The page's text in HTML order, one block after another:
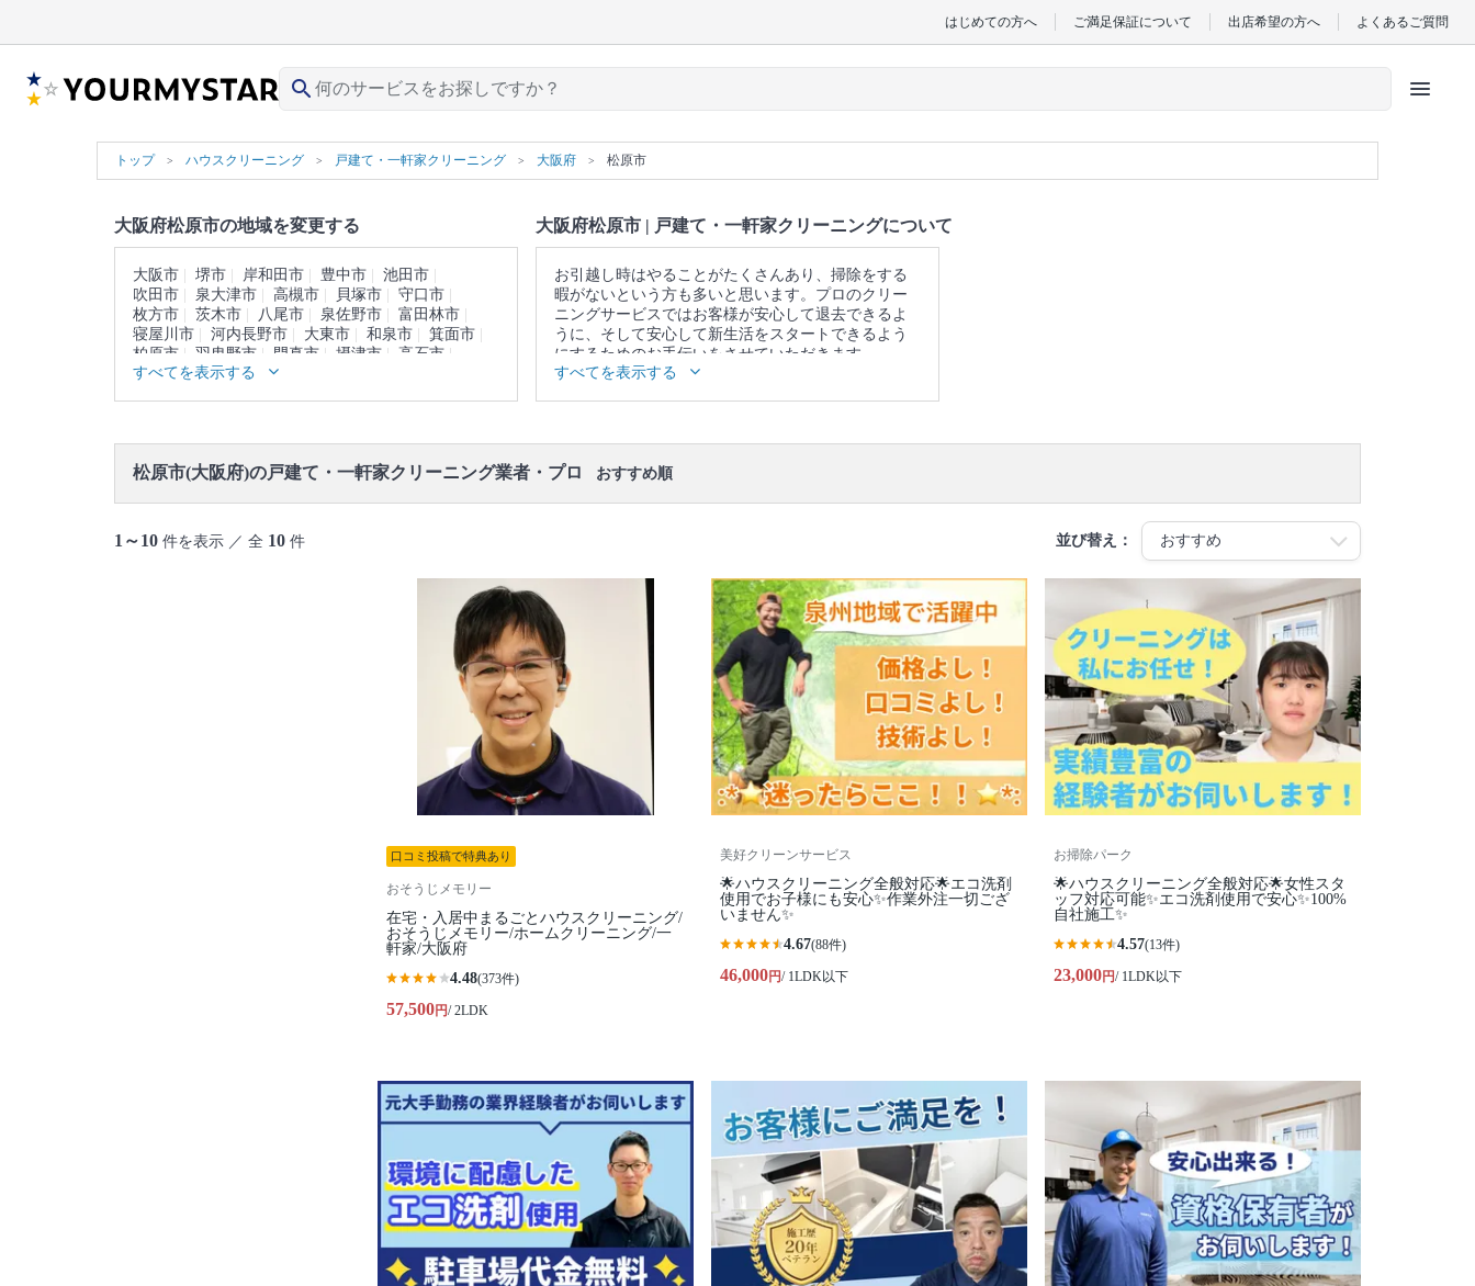
はじめての方へ ご満足保証について 出店希望の方へ よくあるご質問
search menu
トップ ハウスクリーニング 戸建て・一軒家クリーニング 大阪府 松原市
大阪府松原市の地域を変更する
大阪市 堺市 岸和田市 豊中市
池田市
吹田市
泉大津市 高槻市 貝塚市
守口市
枚方市
茨木市 八尾市 泉佐野市
富田林市
寝屋川市
河内長野市 大東市 和泉市
箕面市
柏原市
羽曳野市 門真市 摂津市
高石市
藤井寺市
東大阪市
すべてを表示する
大阪府松原市 | 戸建て・一軒家クリーニングについて
お引越し時はやることがたくさんあり、掃除をする
暇がないという方も多いと思います。プロのクリー
ニングサービスではお客様が安心して退去できるよ
うに、そして安心して新生活をスタートできるよう
にするためのお手伝いをさせていただきます。
▼表示価格に含まれる戸建て・一軒家クリーニング
の作業範囲
井 / 壁面 / 床 / 廊下 / 階段 / 玄関
口コミもご参照ください。
すべてを表示する
松原市(大阪府)の戸建て・一軒家クリーニング業者・プロ おすすめ順
1～10 件を表示 ／ 全 10 件 並び替え：
口コミ投稿で特典あり
おそうじメモリー
在宅・入居中まるごとハウスクリーニング/
おそうじメモリー/ホームクリーニング/一
軒家/大阪府
4.48(373件)
57,500円/ 2LDK
美好クリーンサービス
🌟ハウスクリーニング全般対応🌟エコ洗剤
使用でお子様にも安心✨作業外注一切ござ
いません✨
4.67(88件)
46,000円/ 1LDK以下
お掃除パーク
🌟ハウスクリーニング全般対応🌟女性スタ
ッフ対応可能✨エコ洗剤使用で安心✨100%
自社施工✨
4.57(13件)
23,000円/ 1LDK以下